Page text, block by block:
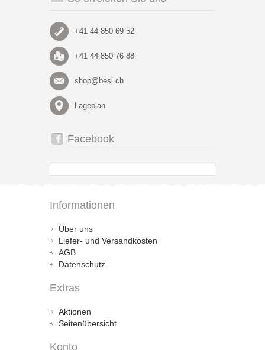
+41 44 850 69 52
+41 44 850 76 88
shop@besj.ch
Lageplan
Facebook
Informationen
Über uns
Liefer- und Versandkosten
AGB
Datenschutz
Extras
Aktionen
Seitenübersicht
Konto